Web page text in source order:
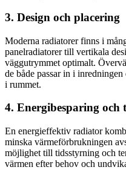
3. Design och placering
Moderna radiatorer finns i
panelradiatorer till vertikala
väggutrymmet optimalt.
de både passar in i
i rummet.
4. Energibesparing och
En energieffektiv radiator
minska värmeförbrukningen
möjlighet till tidsstyrning och
värmen efter behov och